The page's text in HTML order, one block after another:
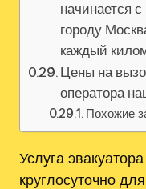
начинается
городу
каждый
Цены на
оператора
Похожие
Услуга
круглосуточно